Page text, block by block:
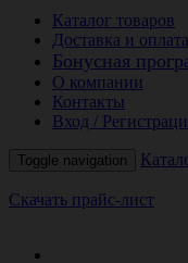
Каталог товаров
Доставка и оплата
Бонусная
О компании
Контакты
Вход /
Toggle navigation
Скачать прайс-лист